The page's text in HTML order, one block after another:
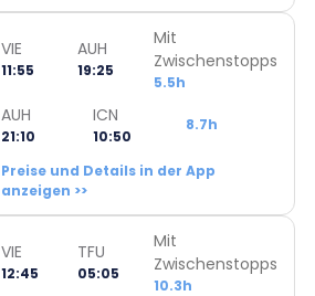
VIE
11:55
AUH
19:25
Mit
Zwischenstopps
5.5h
AUH
21:10
ICN
10:50
8.7h
Preise und Details in der App
anzeigen >>
VIE
12:45
TFU
05:05
Mit
Zwischenstopps
10.3h